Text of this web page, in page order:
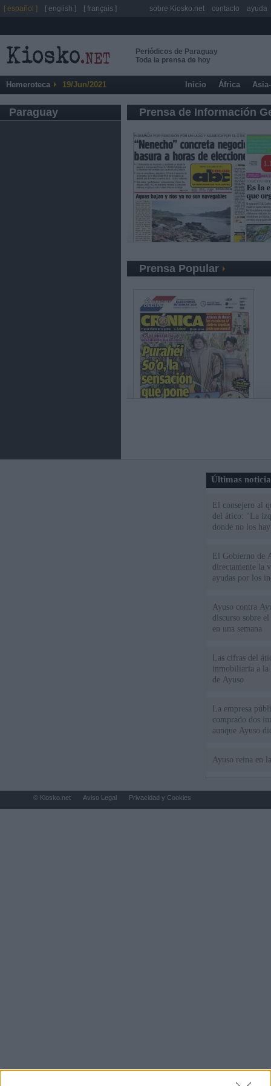
Periódicos de Paraguay
Toda la prensa de hoy
Hemeroteca 19/Jun/2021 Inicio África
Paraguay Prensa de Información
Prensa Popular
Últimas
El consejero al
del ático: "La
donde no los
El Gobierno de
directamente la
ayudas por los
Ayuso contra
discurso sobre
en una semana
Las cifras del
inmobiliaria a la
de Ayuso
La empresa
comprado dos
aunque Ayuso
Ayuso reina en
[ español ] [ english ] [ français ] sobre Kiosko.net contacto ayuda
© Kiosko.net Aviso Legal Privacidad y Cookies